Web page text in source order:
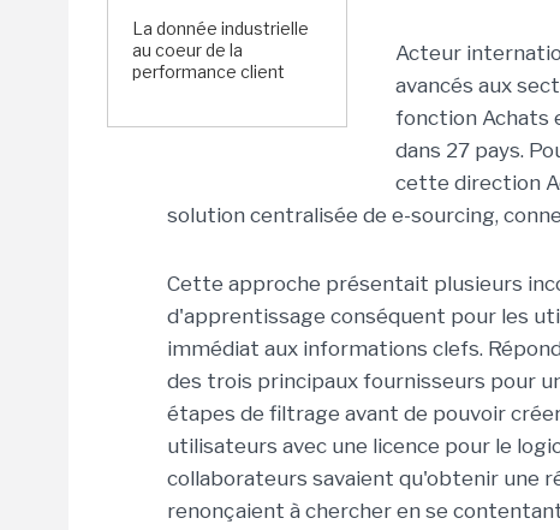
La donnée industrielle
au coeur de la
performance client
Acteur
avancés aux
fonction Achats
dans 27 pays.
cette direction
solution centralisée de e-sourcing,
Cette approche présentait plusieurs
d'apprentissage conséquent pour les
immédiat aux informations clefs.
des trois principaux fournisseurs pour
étapes de filtrage avant de pouvoir
utilisateurs avec une licence pour le
collaborateurs savaient qu'obtenir une
renonçaient à chercher en se